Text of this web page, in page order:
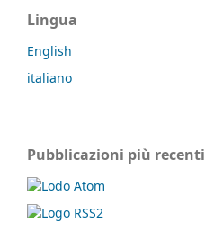
Lingua
English
italiano
Pubblicazioni più recenti